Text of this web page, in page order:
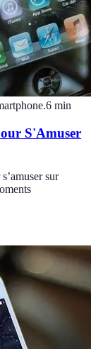
6 min
S'Amuser
sur